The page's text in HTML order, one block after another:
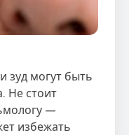
зуд могут быть
Не стоит
—
избежать